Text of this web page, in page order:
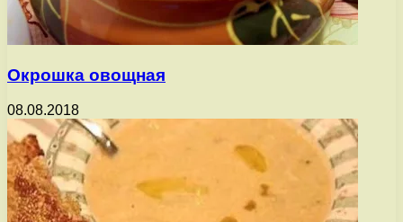
Окрошка овощная
08.08.2018